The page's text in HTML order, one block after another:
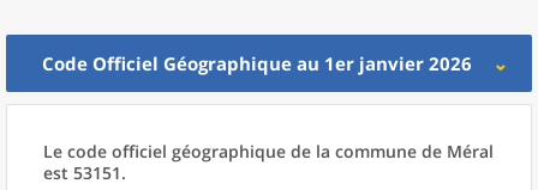
Code Officiel Géographique au 1er janvier 2026
Le code officiel géographique de la commune de Méral
est 53151.